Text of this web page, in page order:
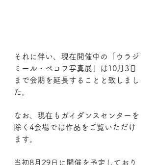
それに伴い、現在開催中の「ウラジ
ミール・ペコフ写真展」は10月3日
まで会期を延長することと致しまし
た。
なお、現在もガイダンスセンターを
除く4会場では作品をご覧いただけ
ます。
当初8月29日に開催を予定しており